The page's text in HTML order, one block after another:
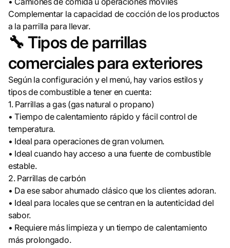
Complementar la capacidad de cocción de los productos
a la parrilla para llevar.
🔧 Tipos de parrillas
comerciales para exteriores
Según la configuración y el menú, hay varios estilos y
tipos de combustible a tener en cuenta:
1. Parrillas a gas (gas natural o propano)
• Tiempo de calentamiento rápido y fácil control de
temperatura.
• Ideal para operaciones de gran volumen.
• Ideal cuando hay acceso a una fuente de combustible
estable.
2. Parrillas de carbón
• Da ese sabor ahumado clásico que los clientes adoran.
• Ideal para locales que se centran en la autenticidad del
sabor.
• Requiere más limpieza y un tiempo de calentamiento
más prolongado.